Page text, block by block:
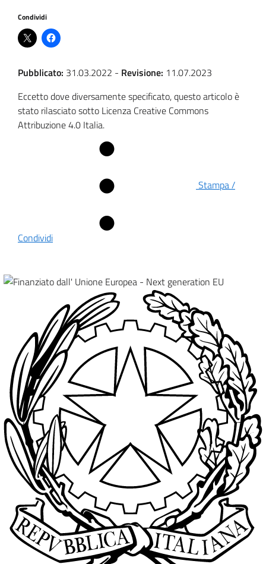
Condividi
Pubblicato: 31.03.2022 - Revisione: 11.07.2023
Eccetto dove diversamente specificato, questo articolo è
stato rilasciato sotto Licenza Creative Commons
Attribuzione 4.0 Italia.
Stampa /
Condividi